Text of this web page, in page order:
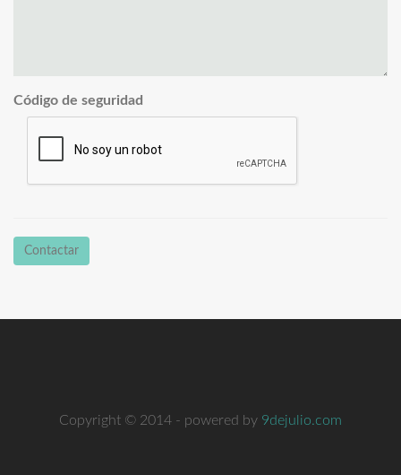
Código de seguridad
Contactar
Copyright © 2014 - powered by 9dejulio.com